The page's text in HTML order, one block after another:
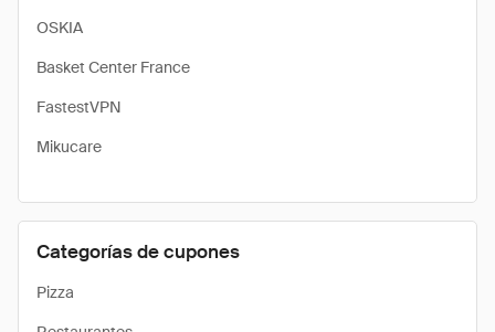
OSKIA
Basket Center France
FastestVPN
Mikucare
Categorías de cupones
Pizza